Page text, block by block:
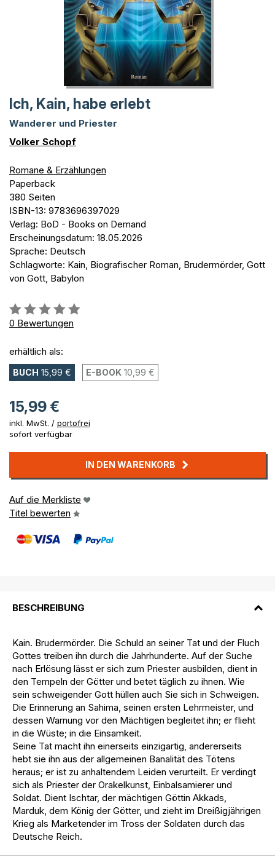
Ich, Kain, habe erlebt
Wanderer und Priester
Volker Schopf
Romane & Erzählungen
Paperback
380 Seiten
ISBN-13: 9783696397029
Verlag: BoD - Books on Demand
Erscheinungsdatum: 18.05.2026
Sprache: Deutsch
Schlagworte: Kain, Biografischer Roman, Brudermörder, Gott
von Gott, Babylon
Bewertung::
0%
0 Bewertungen
erhältlich als:
BUCH 15,99 € E-BOOK 10,99 €
15,99 €
inkl. MwSt. / portofrei
sofort verfügbar
IN DEN WARENKORB
Auf die Merkliste
Titel bewerten
BESCHREIBUNG
Kain. Brudermörder. Die Schuld an seiner Tat und der Fluch
Gottes treiben ihn durch die Jahrhunderte. Auf der Suche
nach Erlösung lässt er sich zum Priester ausbilden, dient in
den Tempeln der Götter und betet täglich zu ihnen. Wie
sein schweigender Gott hüllen auch Sie sich in Schweigen.
Die Erinnerung an Sahima, seinen ersten Lehrmeister, und
dessen Warnung vor den Mächtigen begleitet ihn; er flieht
in die Wüste; in die Einsamkeit.
Seine Tat macht ihn einerseits einzigartig, andererseits
hebt sie ihn aus der allgemeinen Banalität des Tötens
heraus; er ist zu anhaltendem Leiden verurteilt. Er verdingt
sich als Priester der Orakelkunst, Einbalsamierer und
Soldat. Dient Ischtar, der mächtigen Göttin Akkads,
Marduk, dem König der Götter, und zieht im Dreißigjährigen
Krieg als Marketender im Tross der Soldaten durch das
Deutsche Reich.